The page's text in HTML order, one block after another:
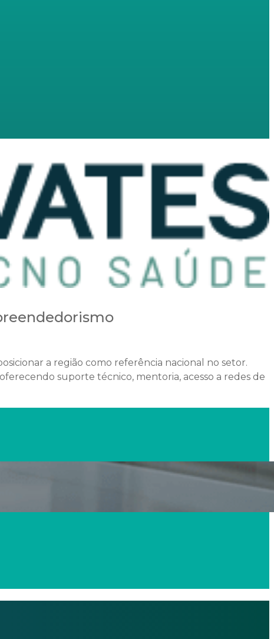
a região como referência nacional no setor.
suporte técnico, mentoria, acesso a redes de